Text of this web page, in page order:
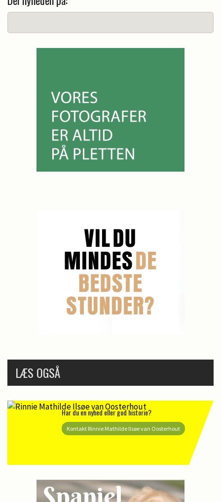
LÆS OGSÅ
Har du en nyhed eller god historie?
Kontakt Rinnie Mathilde Ilsøe van Oosterhout